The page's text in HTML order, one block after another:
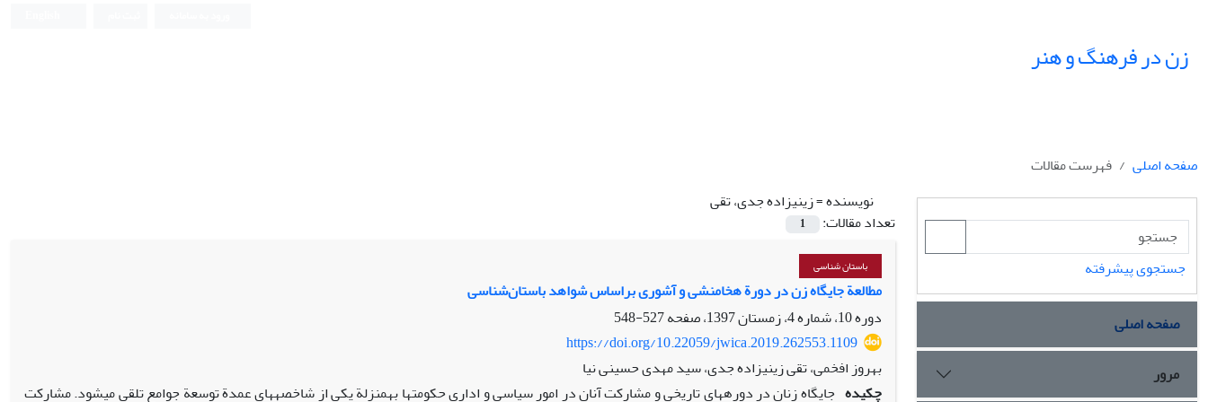
زن در فرهنگ و هنر
صفحه اصلی
فهرست مقالات
نویسنده =زینی‏زاده ‏جدی، تقی
تعداد مقالات:
1
باستان شناسی
مطالعة جایگاه زن در دورة هخامنشی و آشوری براساس شواهد باستان‌شناسی
دوره 10، شماره 4، زمستان 1397، صفحه
527-548
https://doi.org/10.22059/jwica.2019.262553.1109
بهروز افخمی، تقی زینی‏زاده ‏جدی، سید مهدی حسینی نیا
چکیده جایگاه زنان در دوره‏های تاریخی و مشارکت آنان در امور سیاسی و اداری حکومت‏ها به‏منزلة یکی از شاخصه‏های عمدة توسعة جوامع تلقی می‏شود. مشارکت
جستجوی پیشرفته
صفحه اصلی
مرور